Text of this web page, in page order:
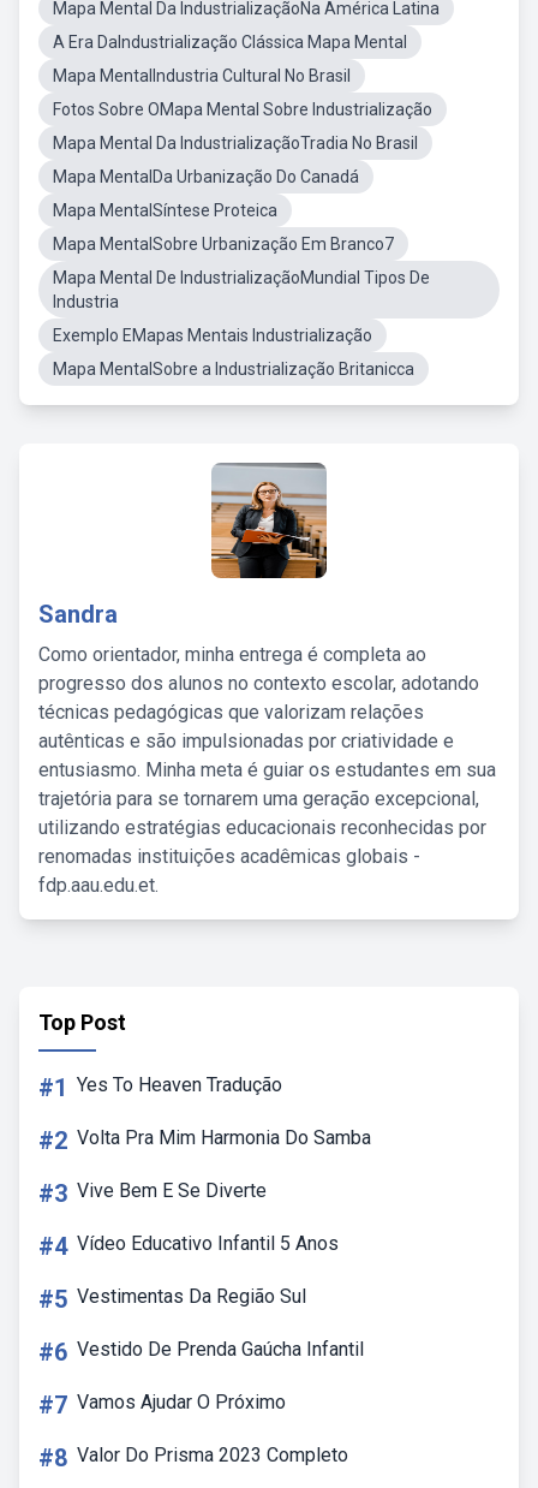
Mapa Mental Da IndustrializaçãoNa América Latina
A Era DaIndustrialização Clássica Mapa Mental
Mapa MentalIndustria Cultural No Brasil
Fotos Sobre OMapa Mental Sobre Industrialização
Mapa Mental Da IndustrializaçãoTradia No Brasil
Mapa MentalDa Urbanização Do Canadá
Mapa MentalSíntese Proteica
Mapa MentalSobre Urbanização Em Branco7
Mapa Mental De IndustrializaçãoMundial Tipos De
Industria
Exemplo EMapas Mentais Industrialização
Mapa MentalSobre a Industrialização Britanicca
Sandra
Como orientador, minha entrega é completa ao
progresso dos alunos no contexto escolar, adotando
técnicas pedagógicas que valorizam relações
autênticas e são impulsionadas por criatividade e
entusiasmo. Minha meta é guiar os estudantes em sua
trajetória para se tornarem uma geração excepcional,
utilizando estratégias educacionais reconhecidas por
renomadas instituições acadêmicas globais -
fdp.aau.edu.et.
Top Post
#1 Yes To Heaven Tradução
#2 Volta Pra Mim Harmonia Do Samba
#3 Vive Bem E Se Diverte
#4 Vídeo Educativo Infantil 5 Anos
#5 Vestimentas Da Região Sul
#6 Vestido De Prenda Gaúcha Infantil
#7 Vamos Ajudar O Próximo
#8 Valor Do Prisma 2023 Completo